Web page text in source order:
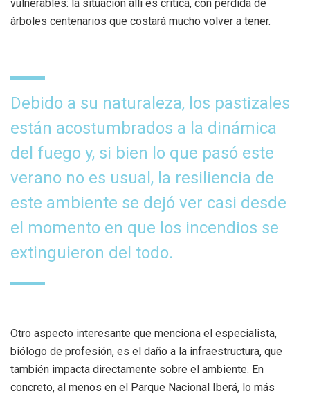
vulnerables: la situación allí es crítica, con pérdida de
árboles centenarios que costará mucho volver a tener.
Debido a su naturaleza, los pastizales
están acostumbrados a la dinámica
del fuego y, si bien lo que pasó este
verano no es usual, la resiliencia de
este ambiente se dejó ver casi desde
el momento en que los incendios se
extinguieron del todo.
Otro aspecto interesante que menciona el especialista,
biólogo de profesión, es el daño a la infraestructura, que
también impacta directamente sobre el ambiente. En
concreto, al menos en el Parque Nacional Iberá, lo más